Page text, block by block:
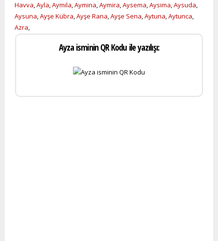
Havva,Ayla,Aymila,Aymina,Aymira,Aysema,Aysima,Aysuda,
Aysuna,Ayşe Kübra,Ayşe Rana,Ayşe Sena,Aytuna,Aytunca,
Azra,
Ayza isminin QR Kodu ile yazılışı: